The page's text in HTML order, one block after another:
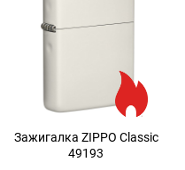
Зажигалка ZIPPO Classic
49193